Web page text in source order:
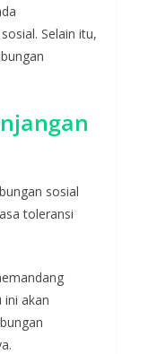
Selain itu,
sosial
toleransi
ini akan